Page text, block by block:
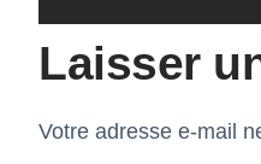
Laisser
Votre adresse e-mail